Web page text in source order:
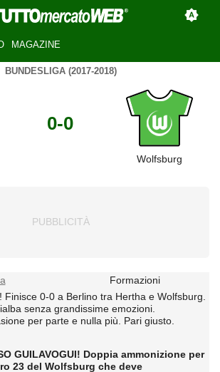
MAGAZINE
BUNDESLIGA (2017-2018)
0-0
Wolfsburg
Formazioni
Finisce 0-0 a Berlino tra Hertha e Wolfsburg.
senza grandissime emozioni.
per parte e nulla più. Pari giusto.
GUILAVOGUI! Doppia ammonizione per
23 del Wolfsburg che deve